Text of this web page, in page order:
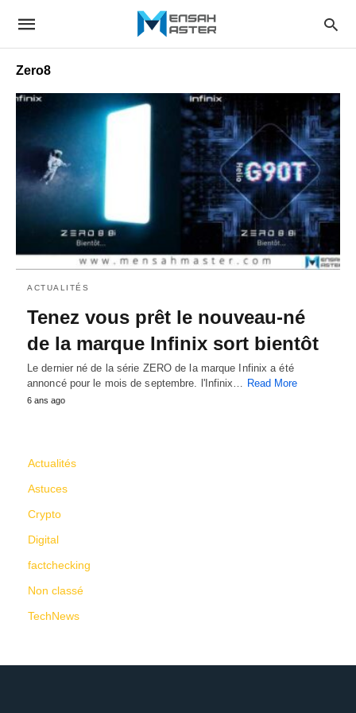
Zero8
ACTUALITÉS
Tenez vous prêt le nouveau-né
de la marque Infinix sort bientôt
Le dernier né de la série ZERO de la marque Infinix a été
annoncé pour le mois de septembre. l'Infinix… Read More
6 ans ago
Actualités
Astuces
Crypto
Digital
factchecking
Non classé
TechNews